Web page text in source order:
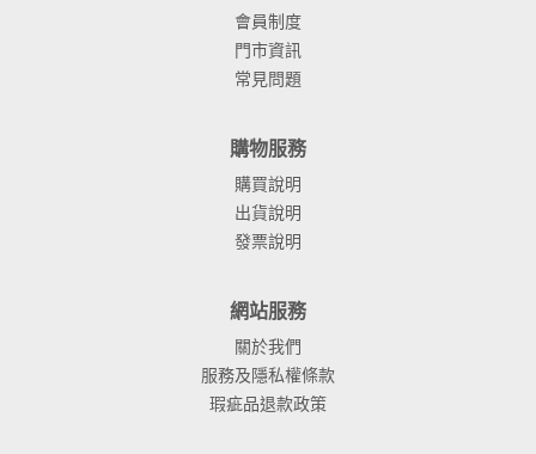
會員制度
門市資訊
常見問題
購物服務
購買說明
出貨說明
發票說明
網站服務
關於我們
服務及隱私權條款
瑕疵品退款政策